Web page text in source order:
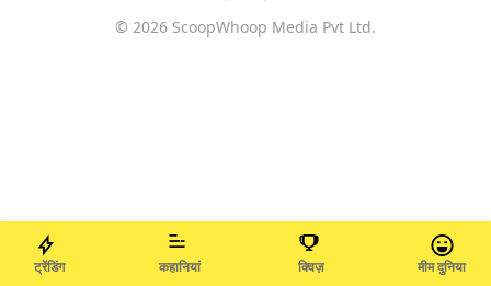
© 2026 ScoopWhoop Media Pvt Ltd.
ट्रेंडिंग कहानियां क्विज़ मीम दुनिया